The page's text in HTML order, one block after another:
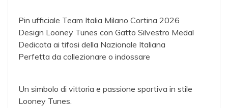
Pin ufficiale Team Italia Milano Cortina 2026
Design Looney Tunes con Gatto Silvestro Medal
Dedicata ai tifosi della Nazionale Italiana
Perfetta da collezionare o indossare
Un simbolo di vittoria e passione sportiva in stile
Looney Tunes.